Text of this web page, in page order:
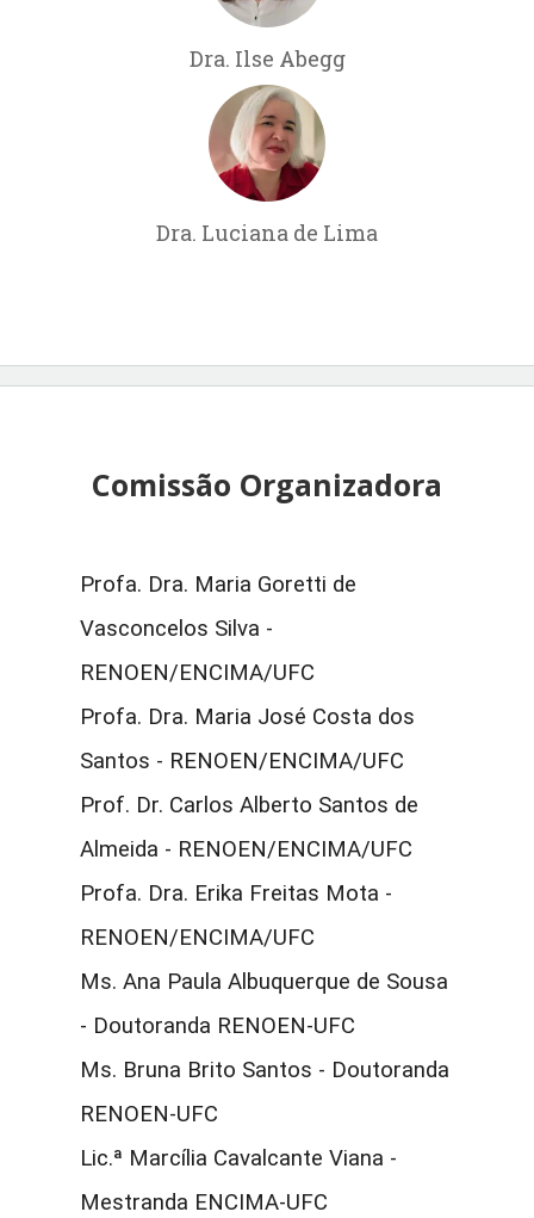
Dra. Ilse Abegg
Dra. Luciana de Lima
Comissão Organizadora
Profa. Dra. Maria Goretti de
Vasconcelos Silva -
RENOEN/ENCIMA/UFC
Profa. Dra. Maria José Costa dos
Santos - RENOEN/ENCIMA/UFC
Prof. Dr. Carlos Alberto Santos de
Almeida - RENOEN/ENCIMA/UFC
Profa. Dra. Erika Freitas Mota -
RENOEN/ENCIMA/UFC
Ms. Ana Paula Albuquerque de Sousa
- Doutoranda RENOEN-UFC
Ms. Bruna Brito Santos - Doutoranda
RENOEN-UFC
Lic.ª Marcília Cavalcante Viana -
Mestranda ENCIMA-UFC